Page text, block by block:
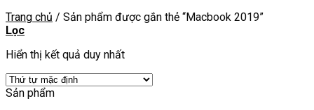
Trang chủ / Sản phẩm được gắn thẻ “Macbook 2019”
Lọc
Hiển thị kết quả duy nhất
Sản phẩm